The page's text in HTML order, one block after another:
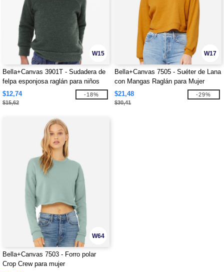
W15
Bella+Canvas 3901T - Sudadera de
felpa esponjosa raglán para niños
pequeños
$12,74
$15,62
-18%
W17
Bella+Canvas 7505 - Suéter de Lana
con Mangas Raglán para Mujer
$21,48
$30,41
-29%
W64
Bella+Canvas 7503 - Forro polar
Crop Crew para mujer